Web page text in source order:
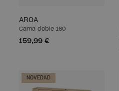
AROA
Cama doble 160
159,99 €
NOVEDAD